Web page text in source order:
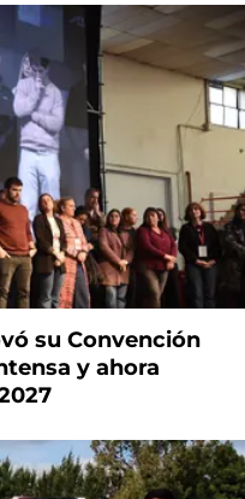
su Convención
y ahora